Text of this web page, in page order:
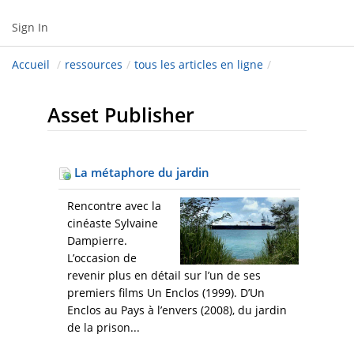
Sign In
Accueil / ressources / tous les articles en ligne /
Asset Publisher
La métaphore du jardin
Rencontre avec la
cinéaste Sylvaine
Dampierre.
L’occasion de
revenir plus en détail sur l’un de ses
premiers films Un Enclos (1999). D’Un
Enclos au Pays à l’envers (2008), du jardin
de la prison...